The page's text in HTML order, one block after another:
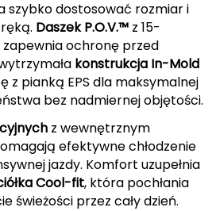
szybko dostosować rozmiar i
Daszek P.O.V.™ z 15-
ochronę przed
konstrukcja In-Mold
z pianką EPS dla maksymalnej
bez nadmiernej objętości.
z wewnętrznym
efektywne chłodzenie
jazdy. Komfort uzupełnia
Cool-fit, która pochłania
świeżości przez cały dzień.